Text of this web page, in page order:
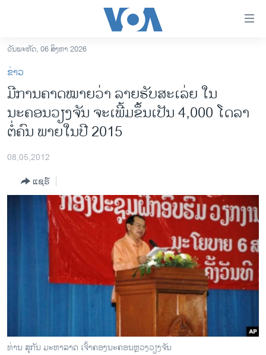
ເຂົ້າ
ຫາ
ຂ້າມ
ຂ້າມ
ຂ້າມ
ໄປ
ຫາ
ຊອກ
ລາວ
ການເລືອກຕັ້ງ ປະທານາທີບໍດີ ສະຫະລັດ 2024
ອິດສະຫຼະພາບດ້ານການຂ່າວ
ຊີວິດຊາວລາວ
ວິທະຍາສາດ-ເທັກໂນໂລຈີ
ວີດີໂອ
ວັນພະຫັດ, 06 ສິງຫາ 2026
ຂ່າວ
ມີການຄາດໝາຍວ່າ ລາຍຮັບສະເລ່ຍ ໃນ
ນະຄອນວຽງຈັນ ຈະເພີ້ມຂຶ້ນເປັນ 4,000 ໂດລາ
ຕໍ່ຄົນ ພາຍໃນປີ 2015
08,05,2012
ແຊຣ໌
ທ່ານ ສຸກັນ ມະຫາລາດ ເຈົ້າຄອງນະຄອນຫຼວງວຽງຈັນ